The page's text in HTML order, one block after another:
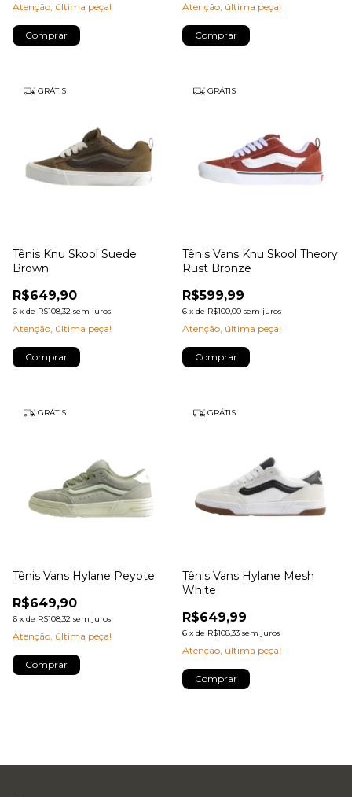
Atenção, última peça!
Comprar
Atenção, última peça!
Comprar
GRÁTIS
Tênis Knu Skool Suede
Brown
R$649,90
6 x de R$108,32 sem juros
Atenção, última peça!
Comprar
GRÁTIS
Tênis Vans Knu Skool Theory
Rust Bronze
R$599,99
6 x de R$100,00 sem juros
Atenção, última peça!
Comprar
GRÁTIS
Tênis Vans Hylane Peyote
R$649,90
6 x de R$108,32 sem juros
Atenção, última peça!
Comprar
GRÁTIS
Tênis Vans Hylane Mesh
White
R$649,99
6 x de R$108,33 sem juros
Atenção, última peça!
Comprar